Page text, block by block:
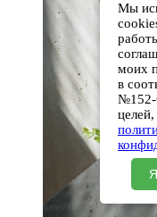
Мы
моих
в
№152-